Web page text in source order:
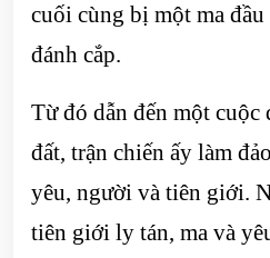
cuối cùng bị một ma
đánh cắp.
Từ đó dẫn đến một
đất, trận chiến ấy làm
yêu, người và tiên giới.
tiên giới ly tán, ma và